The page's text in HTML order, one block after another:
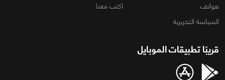
هواتف
اكتب معنا
السياسة التحريرية
قريبًا تطبيقات الموبايل